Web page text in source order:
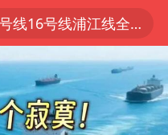
上海：5号线16号线浦江线全线停运
白海豚预计将在浙江苍南到三门一带登陆
今日15时起福州地铁高架区段停运